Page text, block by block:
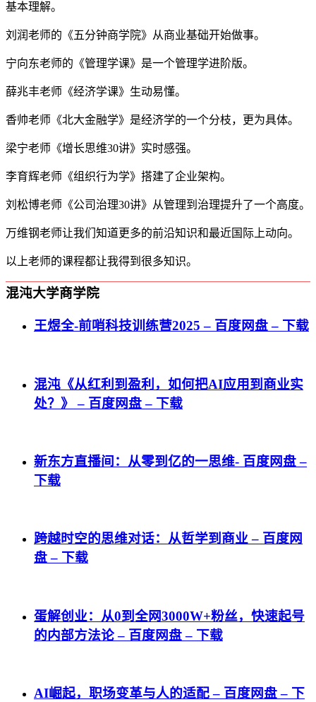
基本理解。
刘润老师的《五分钟商学院》从商业基础开始做事。
宁向东老师的《管理学课》是一个管理学进阶版。
薛兆丰老师《经济学课》生动易懂。
香帅老师《北大金融学》是经济学的一个分枝，更为具体。
梁宁老师《增长思维30讲》实时感强。
李育辉老师《组织行为学》搭建了企业架构。
刘松博老师《公司治理30讲》从管理到治理提升了一个高度。
万维钢老师让我们知道更多的前沿知识和最近国际上动向。
以上老师的课程都让我得到很多知识。
混沌大学商学院
王煜全-前哨科技训练营2025 – 百度网盘 – 下载
混沌《从红利到盈利，如何把AI应用到商业实
处？》 – 百度网盘 – 下载
新东方直播间：从零到亿的一思维- 百度网盘 –
下载
跨越时空的思维对话：从哲学到商业 – 百度网
盘 – 下载
蛋解创业：从0到全网3000W+粉丝，快速起号
的内部方法论 – 百度网盘 – 下载
AI崛起，职场变革与人的适配 – 百度网盘 – 下